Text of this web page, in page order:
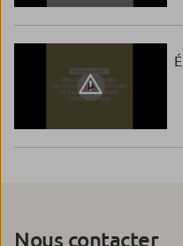
Nous contacter